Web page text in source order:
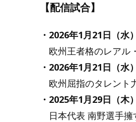
【配信試合】
・2026年1月21日（水
欧州王者格のレアル
・2026年1月21日（
欧州屈指のタレント
・2025年1月29日（木
日本代表 南野選手擁